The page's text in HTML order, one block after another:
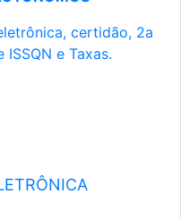
certidão, 2a
e Taxas.